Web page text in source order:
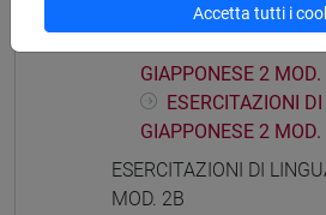
GIAPPONESE 2
ESERCITAZIONI
GIAPPONESE 2
ESERCITAZIONI DI
MOD. 2B
Accetta tutti i